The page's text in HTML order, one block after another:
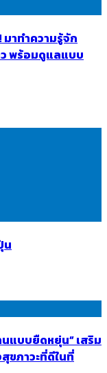
มาทำความรู้จัก
ว พร้อมดูแลแบบ
น
นแบบยืดหยุ่น” เสริม
ขภาวะที่ดีในที่